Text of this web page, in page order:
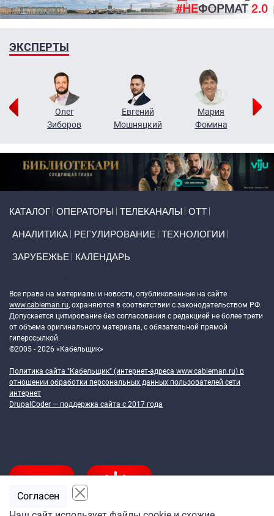
ЭКСПЕРТЫ
Олег
Зиборов
Евгений
Мошняцкий
Мария
Фомина
КАТАЛОГ ОПЕРАТОРЫ ТЕЛЕКАНАЛЫ ОТТ
АНАЛИТИКА РЕГУЛИРОВАНИЕ ТЕХНОЛОГИИ
ЗАРУБЕЖЬЕ КАЛЕНДАРЬ
Все права на материалы и новости, опубликованные на сайте
www.cableman.ru, охраняются в соответствии с законодательством РФ.
Допускается цитирование без согласования с редакцией не более трети
от объема оригинального материала, с обязательной прямой
гиперссылкой.
©2005 - 2026 «Кабельщик»
Политика сайта "Кабельщик" (интернет-адреса www.cableman.ru) в
отношении обработки персональных данных пользователей сети
интернет
DrupalCoder — поддержка сайта c 2017 года
Согласен